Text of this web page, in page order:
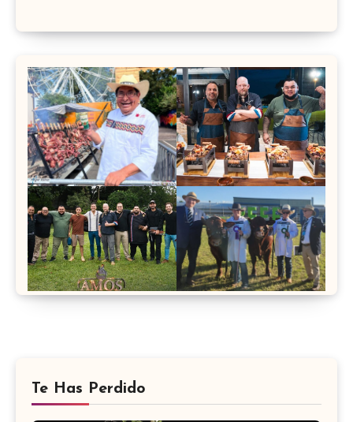
Te Has Perdido